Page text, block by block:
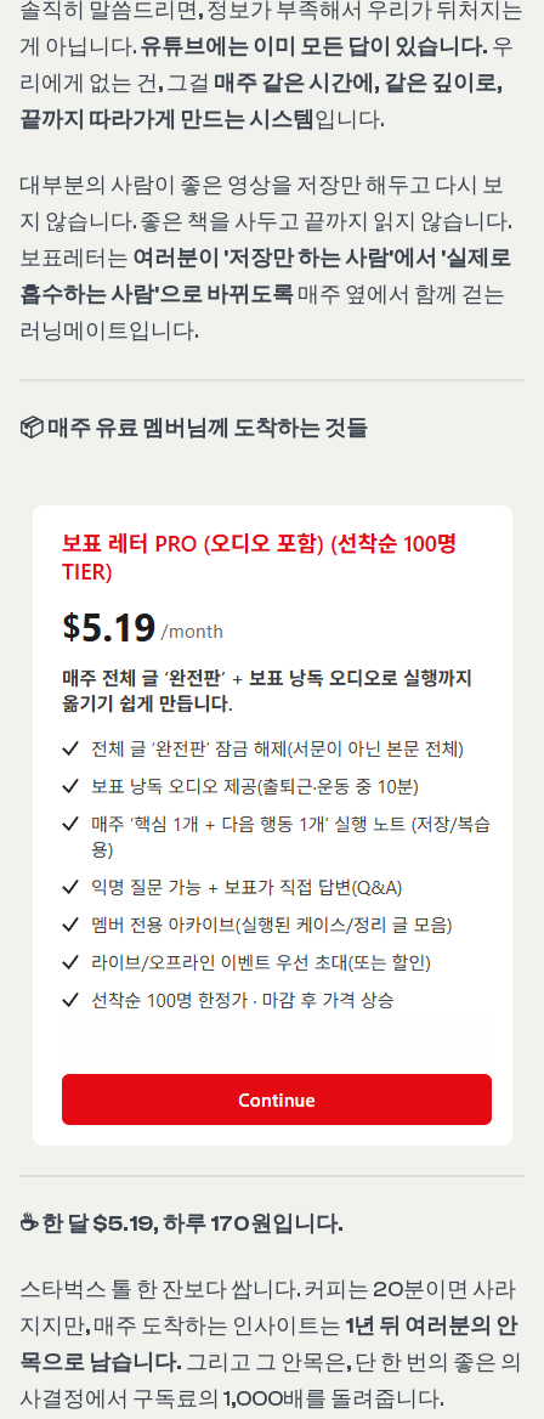
솔직히 말씀드리면, 정보가 부족해서 우리가 뒤처지는
게 아닙니다.유튜브에는 이미 모든 답이 있습니다. 우
리에게 없는 건, 그걸 매주 같은 시간에, 같은 깊이로,
끝까지 따라가게 만드는 시스템 입니다.
대부분의 사람이 좋은 영상을 저장만 해두고 다시 보
지 않습니다. 좋은 책을 사두고 끝까지 읽지 않습니다.
보표레터는 여러분이 '저장만 하는 사람'에서 '실제로
흡수하는 사람'으로 바뀌도록매주 옆에서 함께 걷는
러닝메이트입니다.
📦 매주 유료 멤버님께 도착하는 것들
☕ 한 달 $5.19, 하루 170원입니다.
스타벅스 톨 한 잔보다 쌉니다. 커피는 20분이면 사라
지지만, 매주 도착하는 인사이트는 1년 뒤 여러분의 안
목으로 남습니다. 그리고 그 안목은, 단 한 번의 좋은 의
사결정에서 구독료의 1,000배를 돌려줍니다.